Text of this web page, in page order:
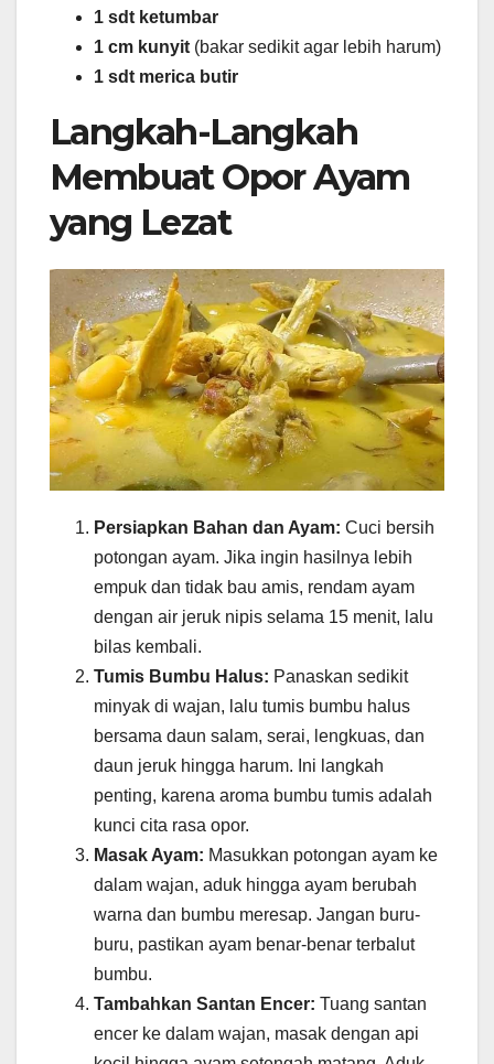
1 sdt ketumbar
1 cm kunyit (bakar sedikit agar lebih harum)
1 sdt merica butir
Langkah-Langkah
Membuat Opor Ayam
yang Lezat
Persiapkan Bahan dan Ayam: Cuci bersih
potongan ayam. Jika ingin hasilnya lebih
empuk dan tidak bau amis, rendam ayam
dengan air jeruk nipis selama 15 menit, lalu
bilas kembali.
Tumis Bumbu Halus: Panaskan sedikit
minyak di wajan, lalu tumis bumbu halus
bersama daun salam, serai, lengkuas, dan
daun jeruk hingga harum. Ini langkah
penting, karena aroma bumbu tumis adalah
kunci cita rasa opor.
Masak Ayam: Masukkan potongan ayam ke
dalam wajan, aduk hingga ayam berubah
warna dan bumbu meresap. Jangan buru-
buru, pastikan ayam benar-benar terbalut
bumbu.
Tambahkan Santan Encer: Tuang santan
encer ke dalam wajan, masak dengan api